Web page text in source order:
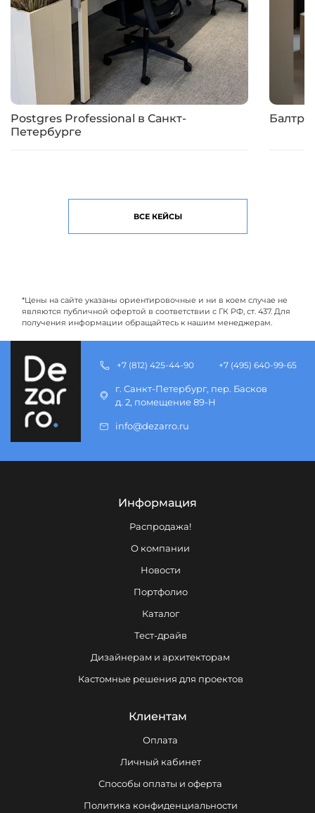
Postgres Professional в Санкт-
Петербурге
ВСЕ КЕЙСЫ
*Цены на сайте указаны ориентировочные и ни в коем случае не
являются публичной офертой в соответствии с ГК РФ, ст. 437. Для
получения информации обращайтесь к нашим менеджерам.
Информация
Распродажа!
О компании
Новости
Портфолио
Каталог
Тест-драйв
Дизайнерам и архитекторам
Кастомные решения для проектов
Клиентам
Оплата
Личный кабинет
Способы оплаты и оферта
Политика конфиденциальности
+7 (812) 425-44-90 +7 (495) 640-99-65
г. Санкт-Петербург, пер. Басков
д. 2, помещение 89-Н
info@dezarro.ru